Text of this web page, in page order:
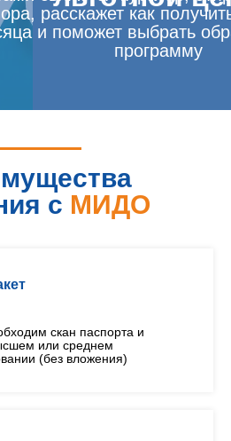
расскажет как
и поможет выбрать
программу
с МИДО
скан паспорта и
или среднем
(без вложения)